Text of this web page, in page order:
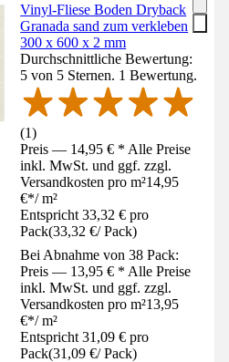
Vinyl-Fliese Boden Dryback
Granada sand zum verkleben
300 x 600 x 2 mm
Durchschnittliche Bewertung:
5 von 5 Sternen. 1 Bewertung.
(1)
Preis — 14,95 € * Alle Preise
inkl. MwSt. und ggf. zzgl.
Versandkosten pro m²14,95
€*/ m²
Entspricht 33,32 € pro
Pack(33,32 €/ Pack)
Bei Abnahme von 38 Pack:
Preis — 13,95 € * Alle Preise
inkl. MwSt. und ggf. zzgl.
Versandkosten pro m²13,95
€*/ m²
Entspricht 31,09 € pro
Pack(31,09 €/ Pack)